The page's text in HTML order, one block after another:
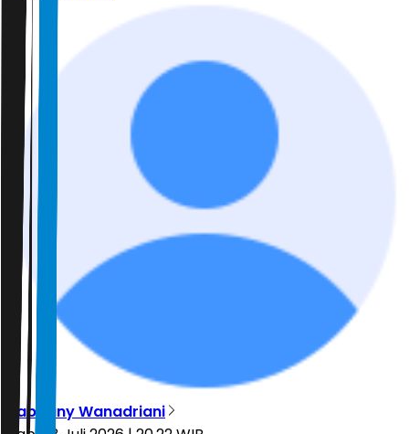
Rabbany Wanadriani